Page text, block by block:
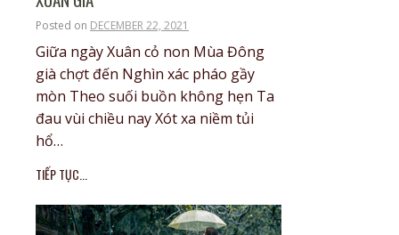
Posted on DECEMBER 22, 2021
Giữa ngày Xuân cỏ non Mùa Đông
già chợt đến Nghìn xác pháo gầy
mòn Theo suối buồn không hẹn Ta
đau vùi chiều nay Xót xa niềm tủi
hổ…
TIẾP TỤC...